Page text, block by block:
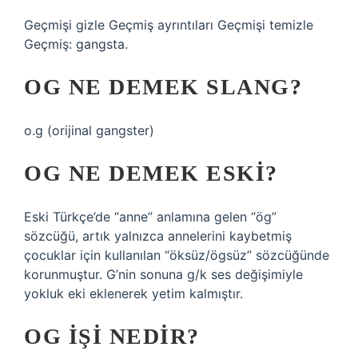
Geçmişi gizle Geçmiş ayrıntıları Geçmişi temizle
Geçmiş: gangsta.
OG NE DEMEK SLANG?
o.g (orijinal gangster)
OG NE DEMEK ESKI?
Eski Türkçe’de “anne” anlamına gelen “ög”
sözcüğü, artık yalnızca annelerini kaybetmiş
çocuklar için kullanılan “öksüz/ögsüz” sözcüğünde
korunmuştur. G’nin sonuna g/k ses değişimiyle
yokluk eki eklenerek yetim kalmıştır.
OG IŞI NEDIR?